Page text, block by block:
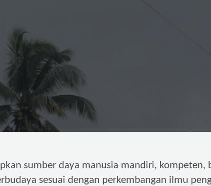
sumber daya manusia mandiri, kompeten,
sesuai dengan perkembangan ilmu